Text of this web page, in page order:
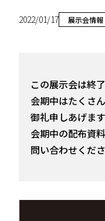
2022/01/17 展示会情報
この展示会は終
会期中はたくさ
御礼申しあげます
会期中の配布資
問い合わせくださ